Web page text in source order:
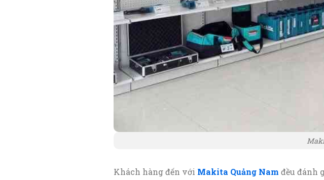
Khách hàng đến với Makita Quảng Nam đều đánh